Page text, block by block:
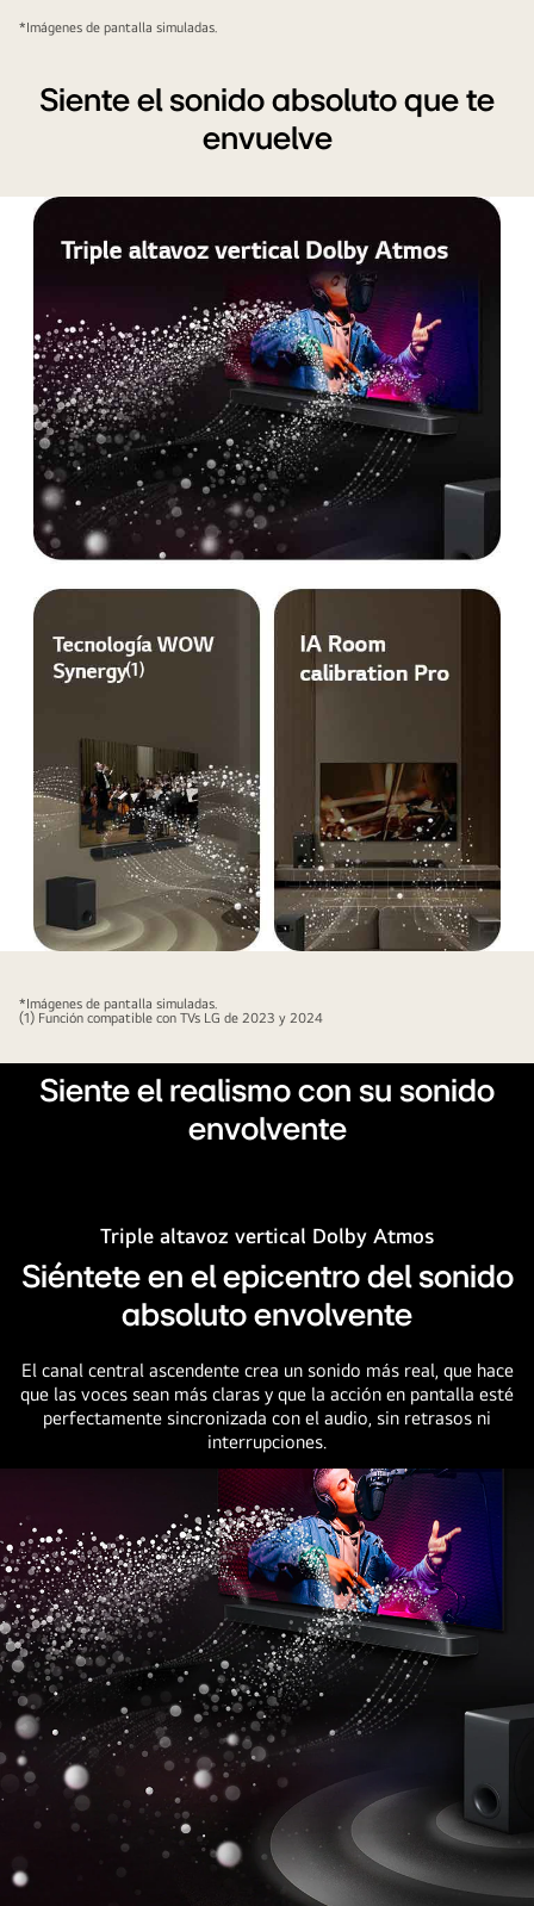
*Imágenes de pantalla simuladas.
Siente el sonido absoluto que te
envuelve
sonido
televisor
tocando
musical.
Las
las
ondas
sonoras
se
disparan
hacia
arriba
hacia
adelante
desde
barra
*Imágenes de pantalla simuladas.
(1) Función compatible con TVs LG de 2023 y 2024
Siente el realismo con su sonido
envolvente
Triple altavoz vertical Dolby Atmos
Siéntete en el epicentro del sonido
absoluto envolvente
El canal central ascendente crea un sonido más real, que hace
que las voces sean más claras y que la acción en pantalla esté
perfectamente sincronizada con el audio, sin retrasos ni
interrupciones.